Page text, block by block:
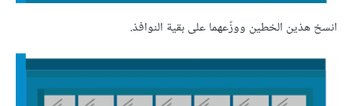
انسخ هذين الخطين ووزّعهما على بقية النوافذ.